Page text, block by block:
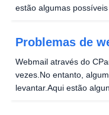
estão algumas
Problemas de
Webmail através do
vezes.No entanto,
levantar.Aqui estão